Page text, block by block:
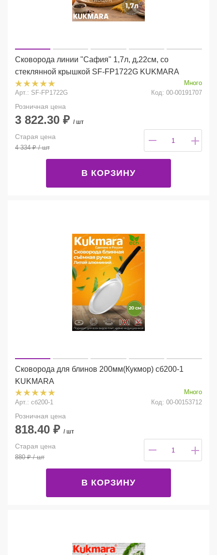
Сковорода линии "Сафия" 1,7л, д,22см, со
стеклянной крышкой SF-FP1722G KUKMARA
Много
Арт.: SF-FP1722G
Код: 00-00191707
Розничная цена
3 822.30 ₽ / шт
Старая цена
4 334₽/ шт
В КОРЗИНУ
Сковорода для блинов 200мм(Кукмор) сб200-1
KUKMARA
Много
Арт.: сб200-1
Код: 00-00153712
Розничная цена
818.40 ₽ / шт
Старая цена
880₽/ шт
В КОРЗИНУ